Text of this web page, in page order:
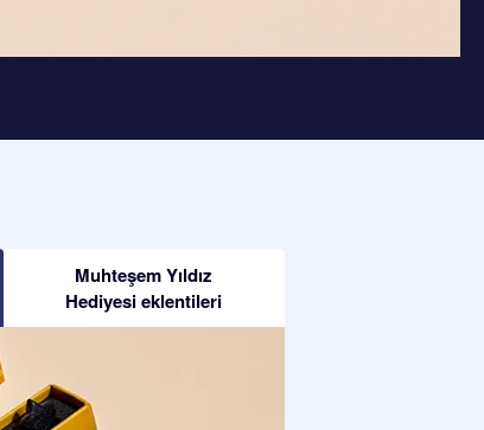
Muhteşem Yıldız
Hediyesi eklentileri